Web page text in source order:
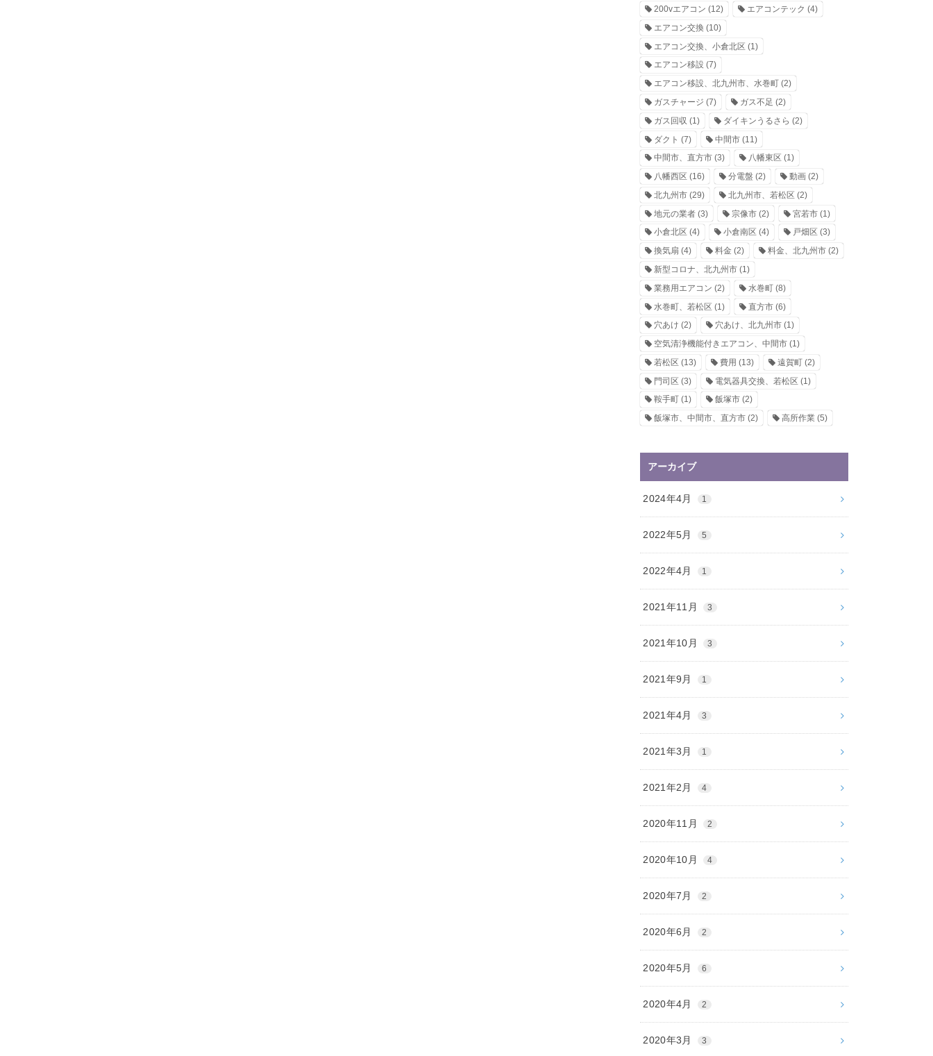
200vエアコン (12) エアコンテック (4)
エアコン交換 (10)
エアコン交換、小倉北区 (1)
エアコン移設 (7)
エアコン移設、北九州市、水巻町 (2)
ガスチャージ (7) ガス不足 (2)
ガス回収 (1) ダイキンうるさら (2)
ダクト (7) 中間市(11)
中間市、直方市 (3) 八幡東区 (1)
八幡西区 (16) 分電盤 (2) 動画(2)
北九州市 (29) 北九州市、若松区 (2)
地元の業者 (3) 宗像市(2) 宮若市(1)
小倉北区 (4) 小倉南区 (4) 戸畑区 (3)
換気扇 (4) 料金 (2) 料金、北九州市(2)
新型コロナ、北九州市 (1)
業務用エアコン (2) 水巻町(8)
水巻町、若松区 (1) 直方市(6)
穴あけ (2) 穴あけ、北九州市(1)
空気清浄機能付きエアコン、中間市 (1)
若松区 (13) 費用 (13) 遠賀町(2)
門司区 (3) 電気器具交換、若松区 (1)
鞍手町 (1) 飯塚市(2)
飯塚市、中間市、直方市 (2) 高所作業(5)
アーカイブ
2024年4月 1
2022年5月 5
2022年4月 1
2021年11月 3
2021年10月 3
2021年9月 1
2021年4月 3
2021年3月 1
2021年2月 4
2020年11月 2
2020年10月 4
2020年7月 2
2020年6月 2
2020年5月 6
2020年4月 2
2020年3月 3